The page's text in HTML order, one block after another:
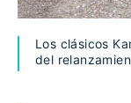
Los clásicos
del